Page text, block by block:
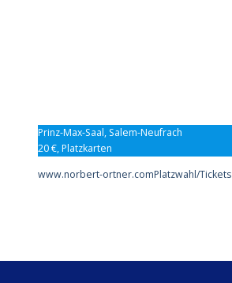
Prinz-Max-Saal, Salem-Neufrach
20 €, Platzkarten
www.norbert-ortner.comPlatzwahl/Tickets